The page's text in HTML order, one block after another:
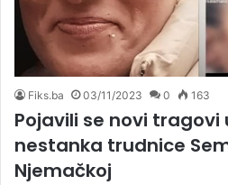
Fiks.ba 03/11/2023 0 163
Pojavili se novi tragovi
nestanka trudnice
Njemačkoj